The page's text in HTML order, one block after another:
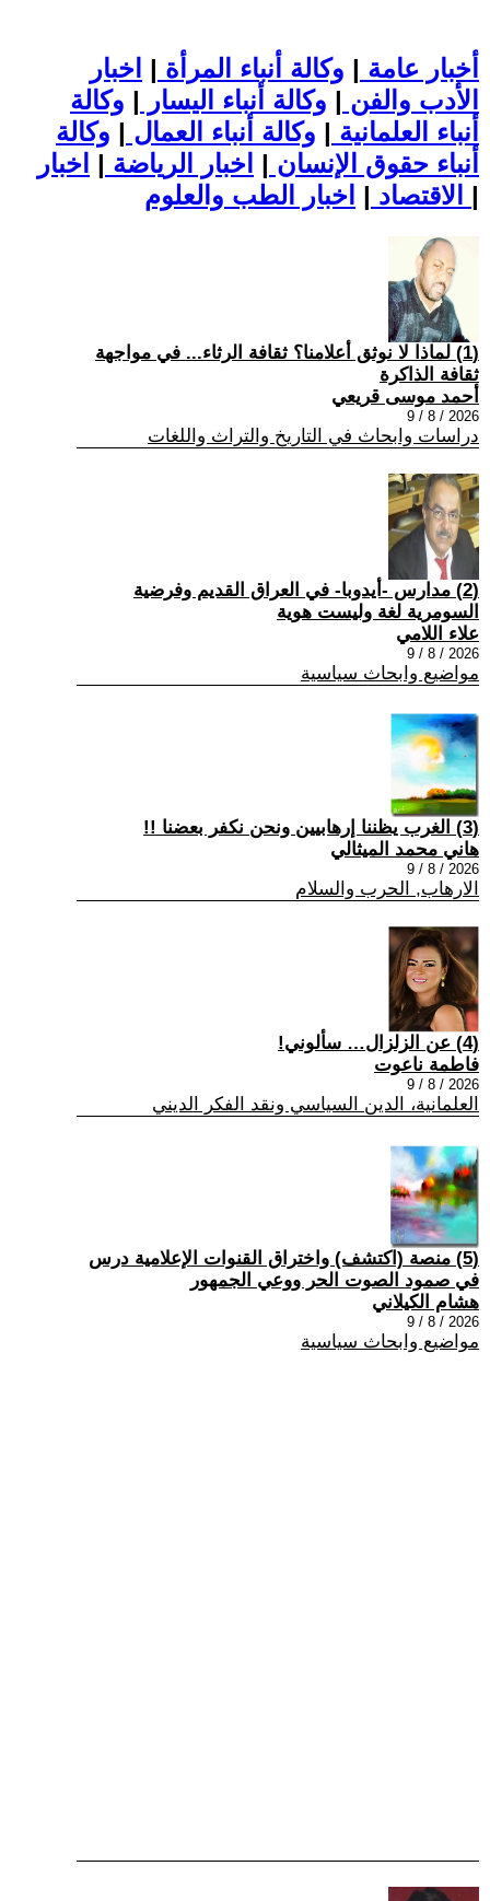
أخبار عامة | وكالة أنباء المرأة | اخبار
الأدب والفن | وكالة أنباء اليسار | وكالة
أنباء العلمانية | وكالة أنباء العمال | وكالة
أنباء حقوق الإنسان | اخبار الرياضة | اخبار
الاقتصاد | |
(1) لماذا لا نوثق أعلامنا؟ ثقافة الرثاء... في مواجهة
ثقافة الذاكرة
أحمد موسى قريعي
2026 / 8 / 9
دراسات وابحاث في التاريخ والتراث واللغات
(2) مدارس -أيدوبا- في العراق القديم وفرضية
السومرية لغة وليست هوية
علاء اللامي
2026 / 8 / 9
مواضيع وابحاث سياسية
(3) الغرب يظننا إرهابيين ونحن نكفر بعضنا !!
هاني محمد الميثالي
2026 / 8 / 9
الارهاب, الحرب والسلام
(4) عن الزلزال… سألوني!
فاطمة ناعوت
2026 / 8 / 9
العلمانية، الدين السياسي ونقد الفكر الديني
(5) منصة (اكتشف) واختراق القنوات الإعلامية درس
في صمود الصوت الحر ووعي الجمهور
هشام الكيلاني
2026 / 8 / 9
مواضيع وابحاث سياسية